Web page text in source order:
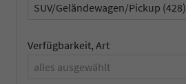
SUV/Geländewagen/Pickup (428)
Verfügbarkeit, Art
alles ausgewählt